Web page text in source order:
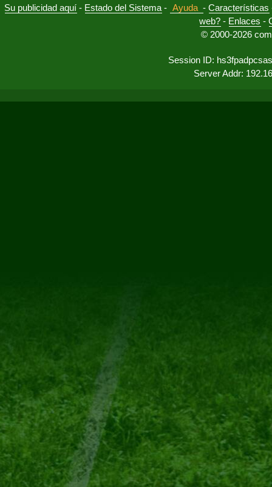
Su publicidad aquí - Estado del Sistema - Ayuda -Características
web? - Enlaces -
© 2000-2026
Session ID:
Server Addr: